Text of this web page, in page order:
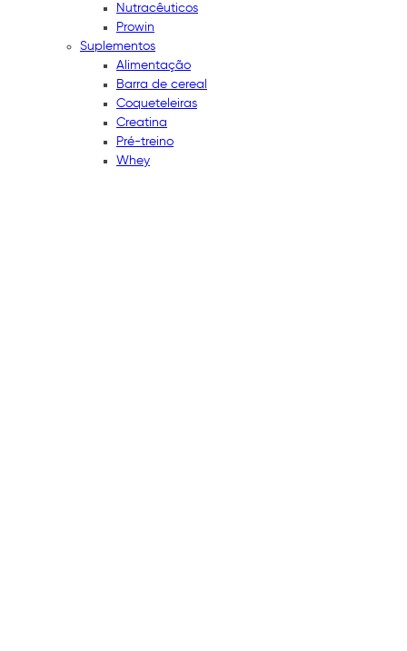
Nutracêuticos
Prowin
Suplementos
Alimentação
Barra de cereal
Coqueteleiras
Creatina
Pré-treino
Whey